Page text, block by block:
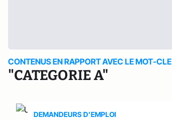
CONTENUS EN RAPPORT AVEC LE MOT-CLE
"CATEGORIE A"
DEMANDEURS D’EMPLOI